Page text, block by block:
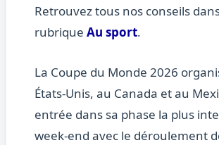
Retrouvez tous nos conseils
rubrique Au sport.
La Coupe du Monde 2026
États-Unis, au Canada et au
entrée dans sa phase la plus
week-end avec le déroulement